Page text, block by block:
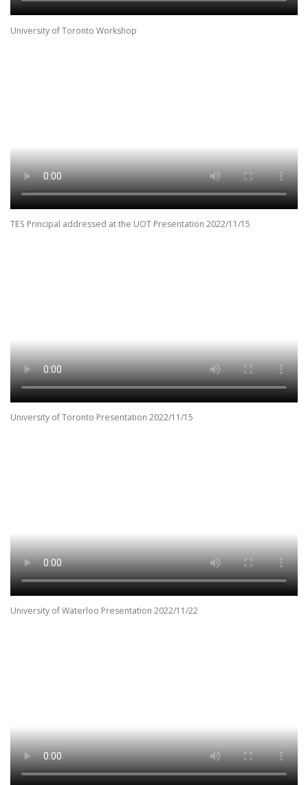
University of Toronto Workshop
TES Principal addressed at the UOT Presentation 2022/11/15
University of Toronto Presentation 2022/11/15
University of Waterloo Presentation 2022/11/22